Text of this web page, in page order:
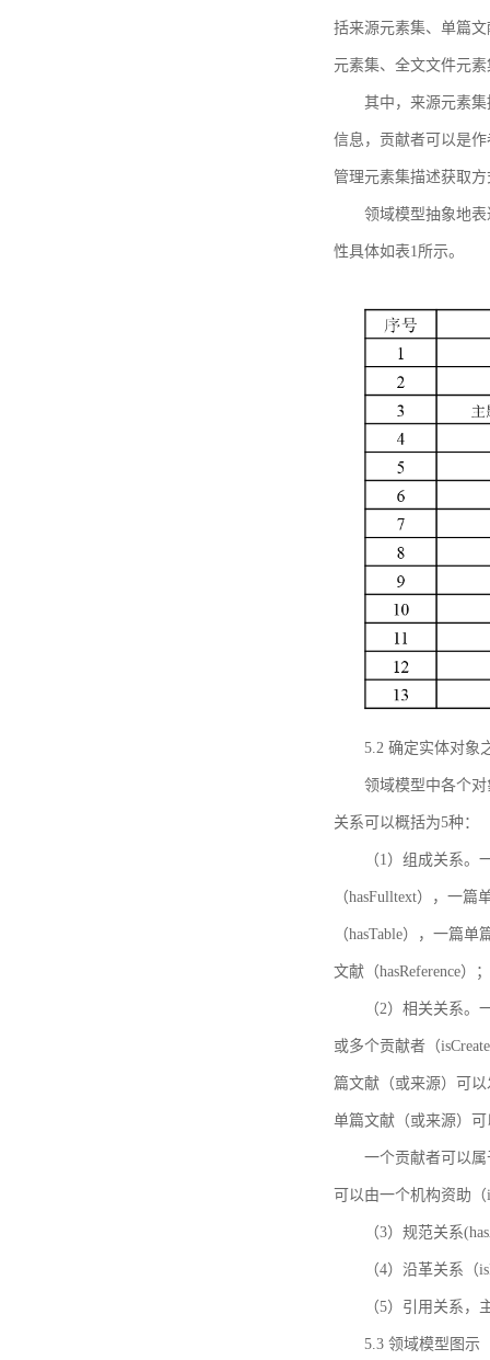
括来源元素集、单篇
元素集、全文文件元
其中，来源元素
信息，贡献者可以是
管理元素集描述获取
领域模型抽象地
性具体如表1所示。
5.2 确定实体对象
领域模型中各个
关系可以概括为5种：
（1）组成关系
（hasFulltext），一
（hasTable），一篇
文献（hasReference）；
（2）相关关系
或多个贡献者（
篇文献（或来源）可
单篇文献（或来源）可
一个贡献者可以
可以由一个机构资助（
（3）规范关系
（4）沿革关系
（5）引用关系，
5.3 领域模型图示